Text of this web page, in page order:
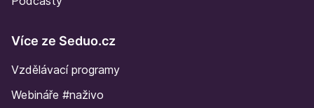
Více ze Seduo.cz
Vzdělávací programy
Webináře #naživo